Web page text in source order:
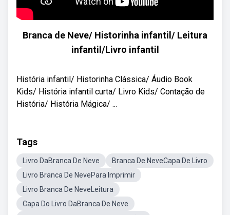
Branca de Neve/ Historinha infantil/ Leitura
infantil/Livro infantil
História infantil/ Historinha Clássica/ Áudio Book
Kids/ História infantil curta/ Livro Kids/ Contação de
História/ História Mágica/ ...
Tags
Livro DaBranca De Neve
Branca De NeveCapa De Livro
Livro Branca De NevePara Imprimir
Livro Branca De NeveLeitura
Capa Do Livro DaBranca De Neve